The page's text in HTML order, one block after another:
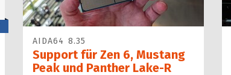
AIDA64 8.35
Support für Zen 6, Mustang
Peak und Panther Lake-R